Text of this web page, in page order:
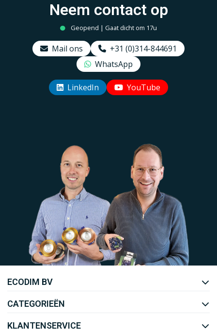
Neem contact op
Geopend | Gaat dicht om 17u
Mail ons
+31 (0)314-844691
WhatsApp
LinkedIn YouTube
Uw EcoDim team
ECODIM BV
CATEGORIEËN
KLANTENSERVICE